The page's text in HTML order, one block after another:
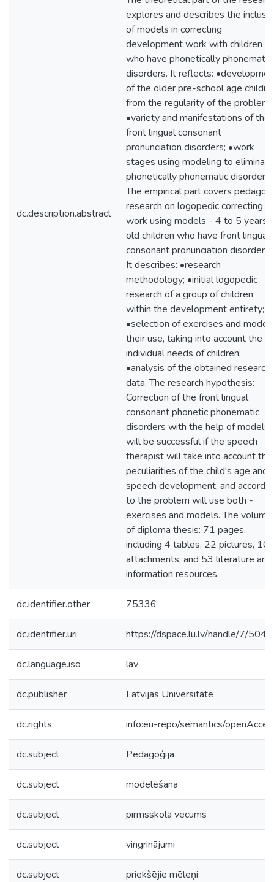
dc.description.abstract
explores and describes the
of models in correcting
development work with children
who have phonetically phonematic
disorders. It reflects:
of the older pre-school age
from the regularity of the problem;
•variety and manifestations of the
front lingual consonant
pronunciation disorders; •work
stages using modeling to eliminate
phonetically phonematic disorders.
The empirical part covers
research on logopedic correcting
work using models - 4 to 5 years
old children who have front lingual
consonant pronunciation disorders.
It describes: •research
methodology; •initial logopedic
research of a group of children
within the development entirety;
•selection of exercises and
their use, taking into account the
individual needs of children;
•analysis of the obtained research
data. The research hypothesis:
Correction of the front lingual
consonant phonetic phonematic
disorders with the help of models
will be successful if the speech
therapist will take into account the
peculiarities of the child's age and
speech development, and
to the problem will use both -
exercises and models. The volume
of diploma thesis: 71 pages,
including 4 tables, 22 pictures, 10
attachments, and 53 literature and
information resources.
dc.identifier.other 75336
dc.identifier.uri https://dspace.lu.lv/handle/7/
dc.language.iso lav
dc.publisher Latvijas Universitāte
dc.rights info:eu-repo/semantics/
dc.subject Pedagoģija
dc.subject modelēšana
dc.subject pirmsskola vecums
dc.subject vingrinājumi
dc.subject priekšējie mēleņi